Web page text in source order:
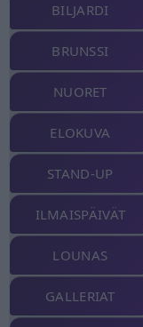
BILJARDI
BRUNSSI
NUORET
ELOKUVA
STAND-UP
ILMAISPÄIVÄT
LOUNAS
GALLERIAT